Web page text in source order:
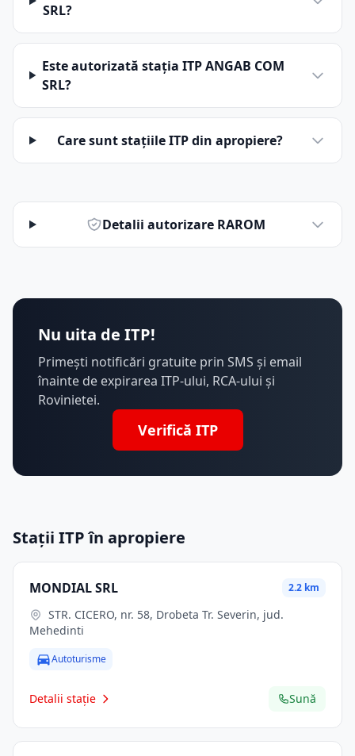
SRL?
Este autorizată stația ITP ANGAB COM
SRL?
Care sunt stațiile ITP din apropiere?
Detalii autorizare RAROM
Nu uita de ITP!
Primești notificări gratuite prin SMS și email
înainte de expirarea ITP-ului, RCA-ului și
Rovinietei.
Verifică ITP
Stații ITP în apropiere
MONDIAL SRL 2.2 km
Mehedinti
Autoturisme
Detalii stație Sună